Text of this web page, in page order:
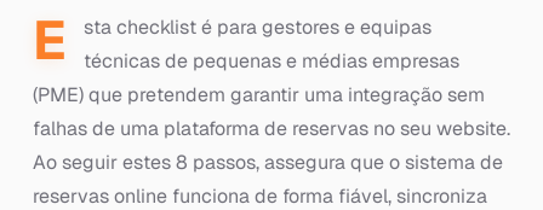
E
sta checklist é para gestores e equipas
técnicas de pequenas e médias empresas
(PME) que pretendem garantir uma integração sem
falhas de uma plataforma de reservas no seu website.
Ao seguir estes 8 passos, assegura que o sistema de
reservas online funciona de forma fiável, sincroniza